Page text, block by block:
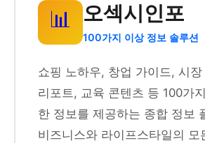
📊 오섹시인포
100가지 이상 정보 솔루션
쇼핑 노하우, 창업 가이드, 시
리포트, 교육 콘텐츠 등 100가
한 정보를 제공하는 종합 정보
비즈니스와 라이프스타일의 모